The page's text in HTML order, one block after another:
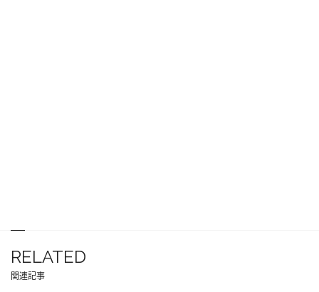
RELATED
関連記事